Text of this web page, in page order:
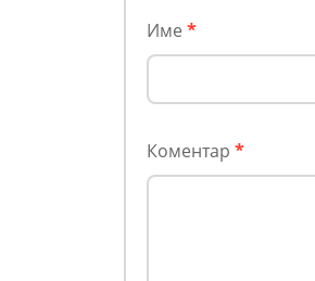
Име *
Коментар *